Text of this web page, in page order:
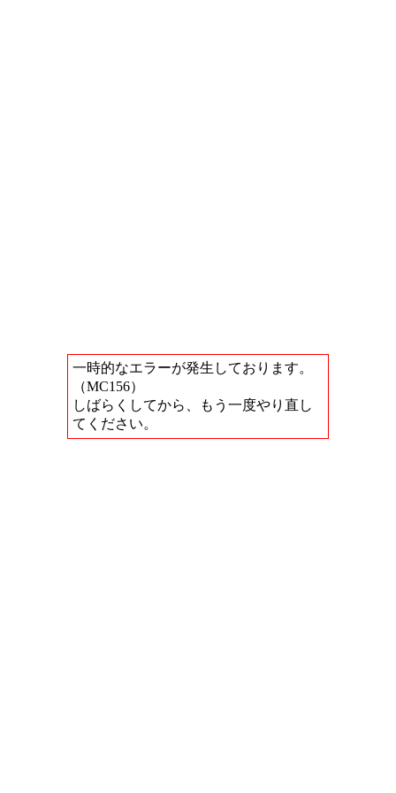
一時的なエラーが発生しております。
（MC156）
しばらくしてから、もう一度やり直し
てください。